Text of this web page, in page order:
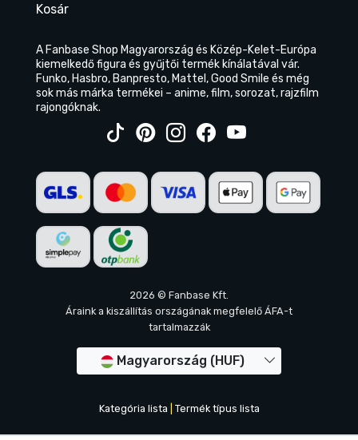
Kosár
A Fanbase Shop Magyarország és Közép-Kelet-Európa
kiemelkedő figura és gyűjtői termék kínálatával vár.
Funko, Hasbro, Banpresto, Mattel, Good Smile és még
sok más márka termékei – anime, film, sorozat, rajzfilm
rajongóknak.
2026 © Fanbase Kft.
Áraink a kiszállítás országának megfelelő ÁFA-t
tartalmazzák
Magyarország (HUF)
Kategória lista Termék típus lista